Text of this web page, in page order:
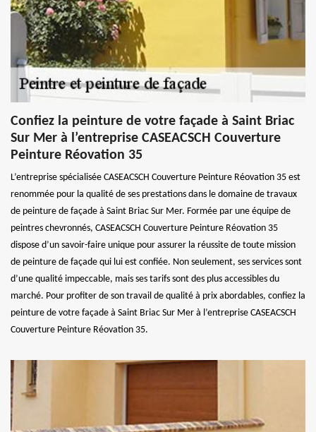
Confiez la peinture de votre façade à Saint Briac
Sur Mer à l’entreprise CASEACSCH Couverture
Peinture Réovation 35
L’entreprise spécialisée CASEACSCH Couverture Peinture Réovation 35 est
renommée pour la qualité de ses prestations dans le domaine de travaux
de peinture de façade à Saint Briac Sur Mer. Formée par une équipe de
peintres chevronnés, CASEACSCH Couverture Peinture Réovation 35
dispose d’un savoir-faire unique pour assurer la réussite de toute mission
de peinture de façade qui lui est confiée. Non seulement, ses services sont
d’une qualité impeccable, mais ses tarifs sont des plus accessibles du
marché. Pour profiter de son travail de qualité à prix abordables, confiez la
peinture de votre façade à Saint Briac Sur Mer à l’entreprise CASEACSCH
Couverture Peinture Réovation 35.